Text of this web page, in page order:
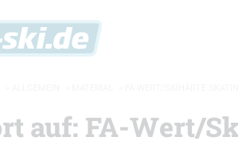
auf: FA-Wert/